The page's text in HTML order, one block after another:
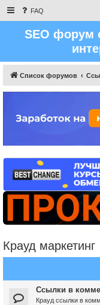
FAQ
SEO форум
Список форумов
Крауд маркетинг
Ссылки в
Крауд ссылки в